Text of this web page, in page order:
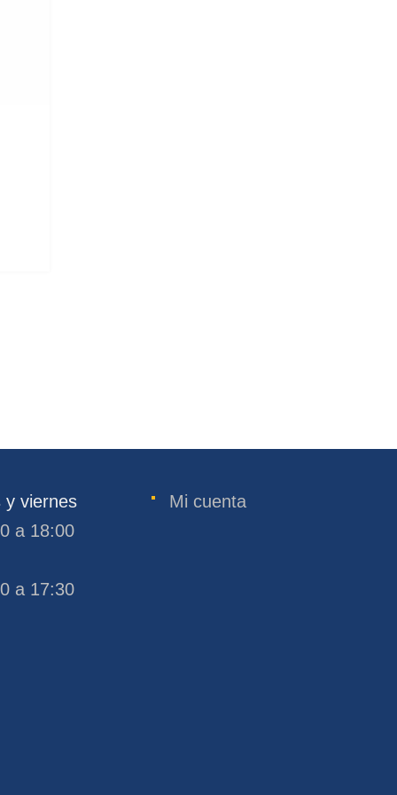
viernes
a 18:00
a 17:30
Mi cuenta